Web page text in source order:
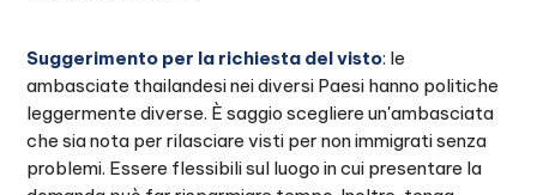
Suggerimento per la richiesta del visto: le
ambasciate thailandesi nei diversi Paesi hanno politiche
leggermente diverse. È saggio scegliere un'ambasciata
che sia nota per rilasciare visti per non immigrati senza
problemi. Essere flessibili sul luogo in cui presentare la